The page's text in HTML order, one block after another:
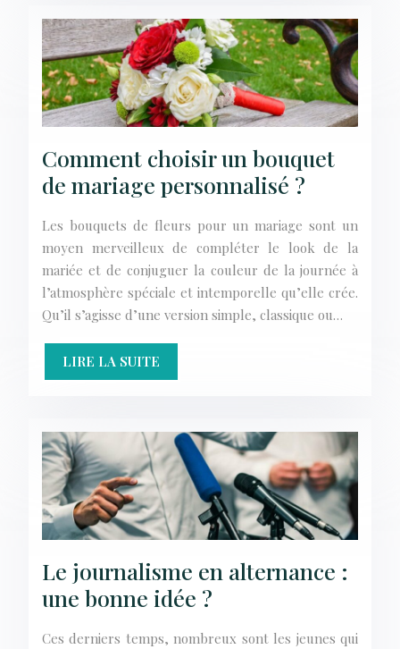
Comment choisir un bouquet
de mariage personnalisé ?
Les bouquets de fleurs pour un mariage sont un
moyen merveilleux de compléter le look de la
mariée et de conjuguer la couleur de la journée à
l’atmosphère spéciale et intemporelle qu’elle crée.
Qu’il s’agisse d’une version simple, classique ou…
LIRE LA SUITE
Le journalisme en alternance :
une bonne idée ?
Ces derniers temps, nombreux sont les jeunes qui